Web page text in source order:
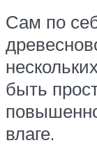
Сам по
быть
влаге.